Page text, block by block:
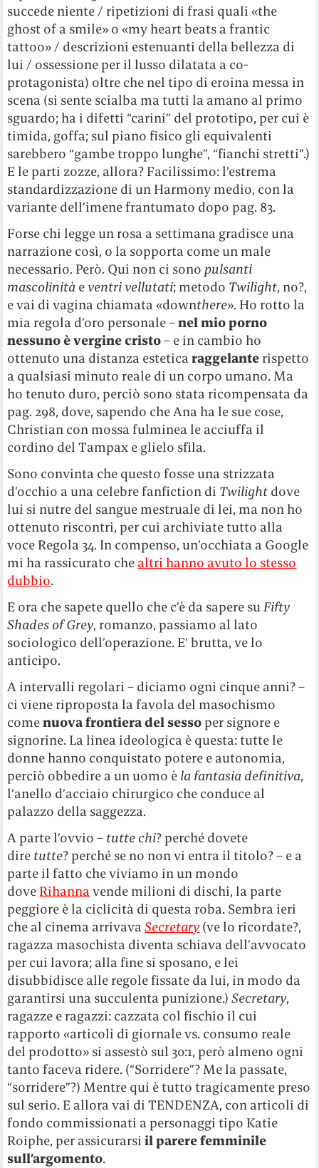
succede niente / ripetizioni di frasi quali «the
ghost of a smile» o «my heart beats a frantic
tattoo» / descrizioni estenuanti della bellezza di
lui / ossessione per il lusso dilatata a co-
protagonista) oltre che nel tipo di eroina messa in
scena (si sente scialba ma tutti la amano al primo
sguardo; ha i difetti “carini” del prototipo, per cui è
timida, goffa; sul piano fisico gli equivalenti
sarebbero “gambe troppo lunghe”, “fianchi stretti”.)
E le parti zozze, allora? Facilissimo: l’estrema
standardizzazione di un Harmony medio, con la
variante dell’imene frantumato dopo pag. 83.
Forse chi legge un rosa a settimana gradisce una
narrazione così, o la sopporta come un male
necessario. Però. Qui non ci sono pulsanti
mascolinità e ventri vellutati; metodo Twilight, no?,
e vai di vagina chiamata «downthere». Ho rotto la
mia regola d’oro personale –nel mio porno
nessuno è vergine cristo– e in cambio ho
ottenuto una distanza esteticaraggelante rispetto
a qualsiasi minuto reale di un corpo umano. Ma
ho tenuto duro, perciò sono stata ricompensata da
pag. 298, dove, sapendo che Ana ha le sue cose,
Christian con mossa fulminea le acciuffa il
cordino del Tampax e glielo sfila.
Sono convinta che questo fosse una strizzata
d’occhio a una celebre fanfiction di Twilight dove
lui si nutre del sangue mestruale di lei, ma non ho
ottenuto riscontri, per cui archiviate tutto alla
voce Regola 34. In compenso, un’occhiata a Google
mi ha rassicurato che altri hanno avuto lo stesso
dubbio.
E ora che sapete quello che c’è da sapere suFifty
Shades of Grey, romanzo, passiamo al lato
sociologico dell’operazione. E’ brutta, ve lo
anticipo.
A intervalli regolari – diciamo ogni cinque anni? –
ci viene riproposta la favola del masochismo
comenuova frontiera del sesso per signore e
signorine. La linea ideologica è questa: tutte le
donne hanno conquistato potere e autonomia,
perciò obbedire a un uomo è la fantasia definitiva,
l’anello d’acciaio chirurgico che conduce al
palazzo della saggezza.
A parte l’ovvio – tutte chi? perché dovete
dire tutte? perché se no non vi entra il titolo? – e a
parte il fatto che viviamo in un mondo
dove Rihannavende milioni di dischi, la parte
peggiore è la ciclicità di questa roba. Sembra ieri
che al cinema arrivavaSecretary (ve lo ricordate?,
ragazza masochista diventa schiava dell’avvocato
per cui lavora; alla fine si sposano, e lei
disubbidisce alle regole fissate da lui, in modo da
garantirsi una succulenta punizione.)Secretary,
ragazze e ragazzi: cazzata col fischio il cui
rapporto «articoli di giornale vs. consumo reale
del prodotto» si assestò sul 30:1, però almeno ogni
tanto faceva ridere. (“Sorridere”? Me la passate,
“sorridere”?) Mentre qui è tutto tragicamente preso
sul serio. E allora vai di TENDENZA, con articoli di
fondo commissionati a personaggi tipo Katie
Roiphe, per assicurarsiil parere femminile
sull’argomento.